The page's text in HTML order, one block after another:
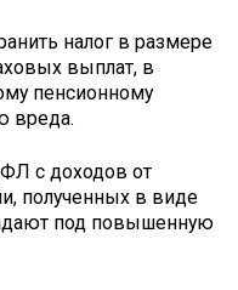
налог в размере
выплат, в
пенсионному
вреда.
с доходов от
полученных в виде
под повышенную